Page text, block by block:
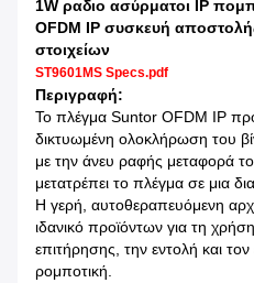
1W ραδιο ασύρματοι IP
OFDM IP συσκευή
στοιχείων
ST9601MS Specs.pdf
Περιγραφή:
Το πλέγμα Suntor OFDM IP
δικτυωμένη ολοκλήρωση του
με την άνευ ραφής μεταφορά
μετατρέπει το πλέγμα σε μια
Η γερή, αυτοθεραπευόμενη
ιδανικό προϊόντων για τη
επιτήρησης, την εντολή και
ρομποτική.